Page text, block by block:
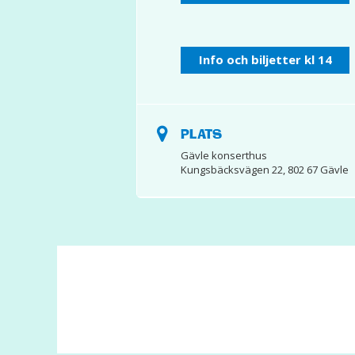
Info och biljetter kl 14
PLATS
Gävle konserthus
Kungsbäcksvägen 22, 802 67 Gävle